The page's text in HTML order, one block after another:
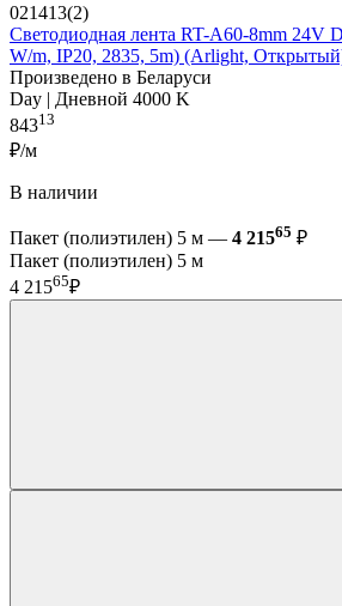
021413(2)
Светодиодная лента RT-A60-8mm 24V
W/m, IP20, 2835, 5m) (Arlight,
Произведено в Беларуси
Day | Дневной 4000 K
84313
₽/м
В наличии
Пакет (полиэтилен) 5 м — 4 21565 ₽
Пакет (полиэтилен) 5 м
4 21565₽